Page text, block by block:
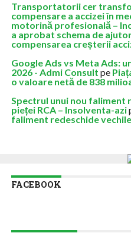
Transportatorii cer
compensare a accizei în
motorină profesională –
a aprobat schema de
compensarea creșterii
Google Ads vs Meta Ads:
2026 - Admi Consult pe
o valoare netă de 838
Spectrul unui nou faliment
pieței RCA – Insolventa-azi
faliment redeschide
FACEBOOK